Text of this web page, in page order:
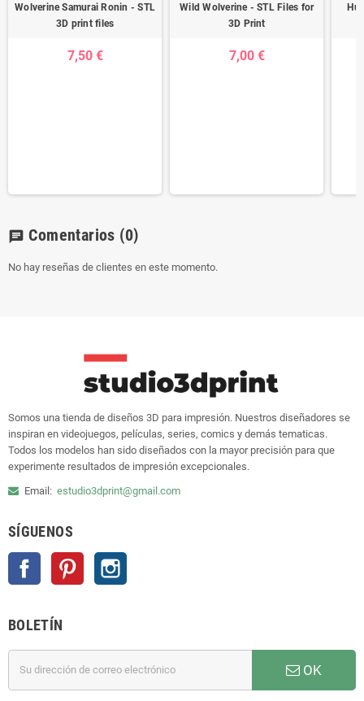
Wolverine Samurai Ronin - STL
3D print files
7,50 €
Wild Wolverine - STL Files for
3D Print
7,00 €
chat Comentarios (0)
No hay reseñas de clientes en este momento.
Somos una tienda de diseños 3D para impresión. Nuestros diseñadores se
inspiran en videojuegos, películas, series, comics y demás tematicas.
Todos los modelos han sido diseñados con la mayor precisión para que
experimente resultados de impresión excepcionales.
Email: estudio3dprint@gmail.com
SÍGUENOS
Facebook Pinterest
BOLETÍN
OK